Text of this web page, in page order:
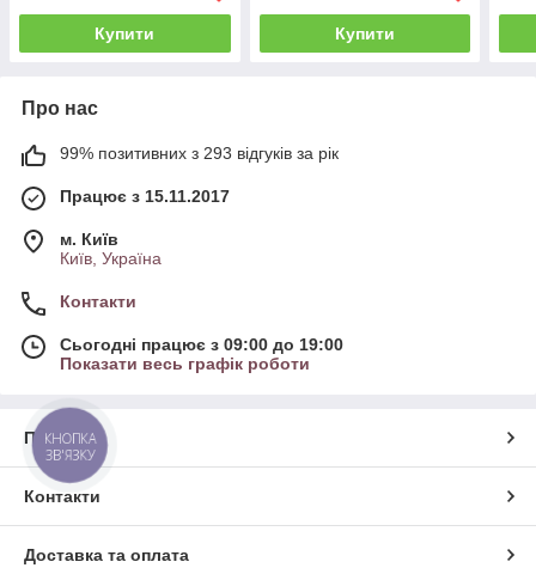
Купити Купити
Про нас
99% позитивних з 293 відгуків за рік
Працює з 15.11.2017
м. Київ
Київ, Україна
Контакти
Сьогодні працює з 09:00 до 19:00
Показати весь графік роботи
Про нас
Контакти
Доставка та оплата
КНОПКА
ЗВ'ЯЗКУ